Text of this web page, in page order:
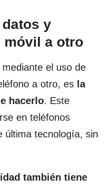
y
móvil a otro
el uso de
a otro, es la
hacerlo. Este
en teléfonos
última tecnología, sin
también tiene